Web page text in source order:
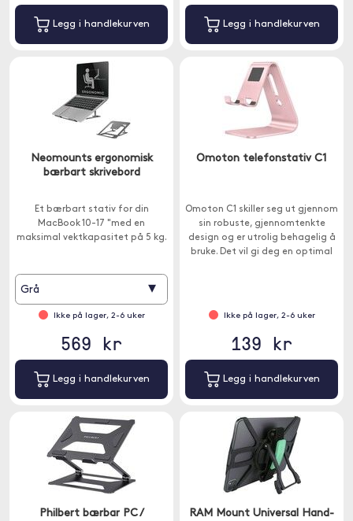
Legg i handlekurven Legg i handlekurven
Neomounts ergonomisk
bærbart skrivebord
Et bærbart stativ for din
MacBook 10-17 "med en
maksimal vektkapasitet på 5 kg.
Grå ▾
Ikke på lager, 2-6 uker
569 kr
Legg i handlekurven
Omoton telefonstativ C1
Omoton C1 skiller seg ut gjennom
sin robuste, gjennomtenkte
design og er utrolig behagelig å
bruke. Det vil gi deg en optimal
Ikke på lager, 2-6 uker
139 kr
Legg i handlekurven
Philbert bærbar PC /
RAM Mount Universal Hand-